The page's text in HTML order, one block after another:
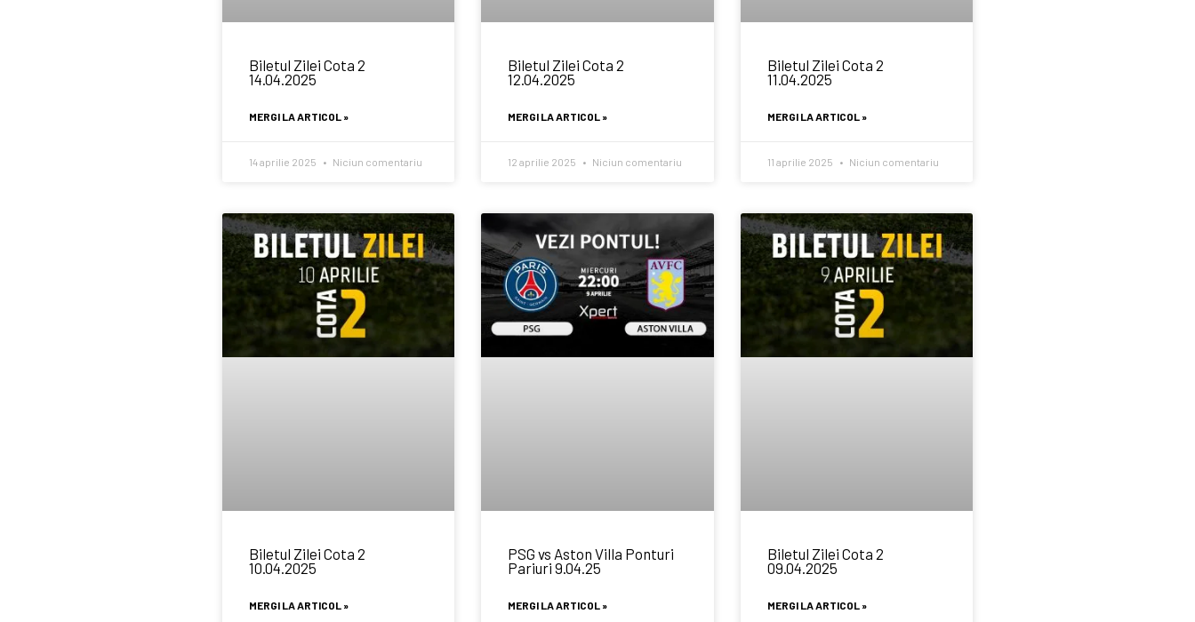
Biletul Zilei Cota 2
14.04.2025
MERGI LA ARTICOL »
14 aprilie 2025 Niciun comentariu
Biletul Zilei Cota 2
12.04.2025
MERGI LA ARTICOL »
12 aprilie 2025 Niciun comentariu
Biletul Zilei Cota 2
11.04.2025
MERGI LA ARTICOL »
11 aprilie 2025 Niciun comentariu
Biletul Zilei Cota 2
10.04.2025
MERGI LA ARTICOL »
PSG vs Aston Villa Ponturi
Pariuri 9.04.25
MERGI LA ARTICOL »
Biletul Zilei Cota 2
09.04.2025
MERGI LA ARTICOL »